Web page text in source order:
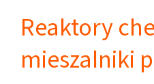
Reaktory
mieszalniki